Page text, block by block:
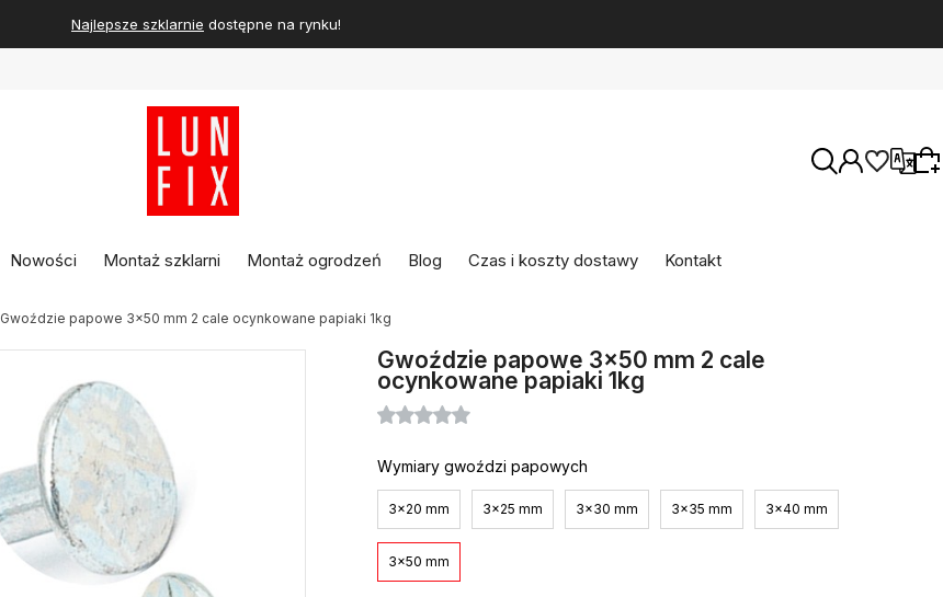
Najlepsze szklarnie dostępne na rynku!
Waluty
oferty lub zaloguj się, aby przywrócić dodane
produkty do listy z poprzedniej sesji.
Nowości Montaż szklarni Montaż ogrodzeń Blog Czas i koszty dostawy Kontakt
Gwoździe papowe 3x50 mm 2 cale ocynkowane papiaki 1kg
Gwoździe papowe 3x50 mm 2 cale
ocynkowane papiaki 1kg
Wymiary gwoździ papowych
3x20 mm 3x25 mm 3x30 mm 3x35 mm 3x40 mm
3x50 mm